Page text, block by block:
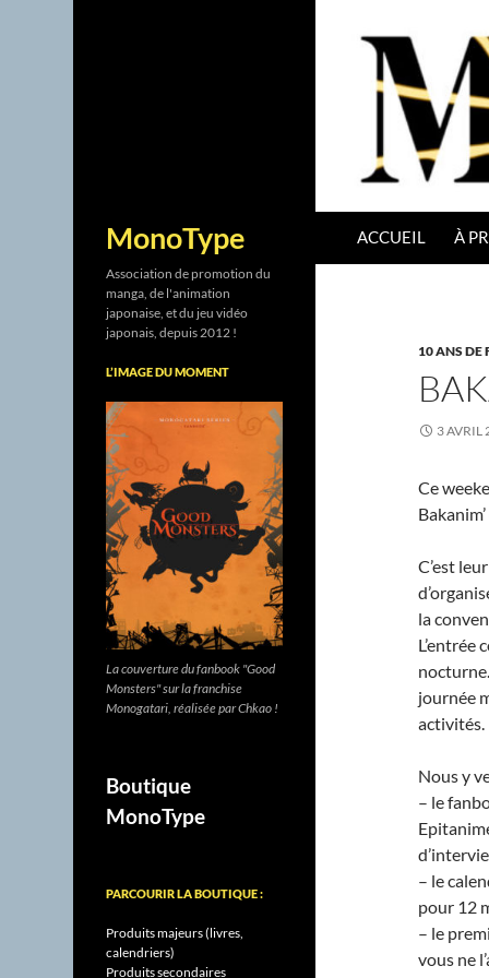
MonoType ACCUEIL À
10 ANS DE
3 AVRIL
Ce
C’est
la
L’entrée
journée
activités.
Nous y
– le
– le
pour 12
– le
vous ne
Association de promotion du
manga, de l'animation
japonaise, et du jeu vidéo
japonais, depuis 2012 !
L’IMAGE DU MOMENT
La couverture du fanbook "Good
Monsters" sur la franchise
Monogatari, réalisée par Chkao !
Boutique
MonoType
PARCOURIR LA BOUTIQUE :
Produits majeurs (livres,
calendriers)
Produits secondaires